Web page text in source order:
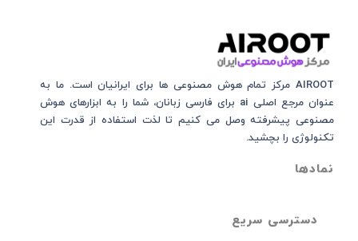
دسترسی سریع
AIROOT مرکز تمام هوش مصنوعی‌‌‌ ها برای ایرانیان است. ما به
عنوان مرجع اصلی ai برای فارسی زبانان، شما را به ابزارهای هوش
مصنوعی پیشرفته وصل می کنیم تا لذت استفاده از قدرت این
تکنولوژی را بچشید.
نمادها